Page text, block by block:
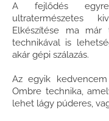
A fejlődés
ultratermészetes
Elkészítése ma
technikával is
akár gépi szálazás.
Az egyik
Ombre technika,
lehet lágy púderes,